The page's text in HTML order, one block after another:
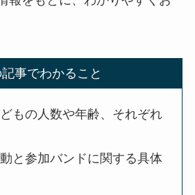
事でわかること
もの人数や年齢、それぞれ
と参加バンドに関する具体